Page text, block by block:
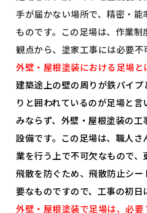
手が届かない場所で、精密・
ものです。この足場は、作業
観点から、塗家工事には必要不
外壁・屋根塗装における足場と
建築途上の壁の周りが鉄パイ
りと囲われているのが足場と
みならず、外壁・屋根塗装の工
設備です。この足場は、職人
業を行う上で不可欠なもので
飛散を防ぐため、飛散防止シ
要なものですので、工事の初日
外壁・屋根塗装で足場は、必要